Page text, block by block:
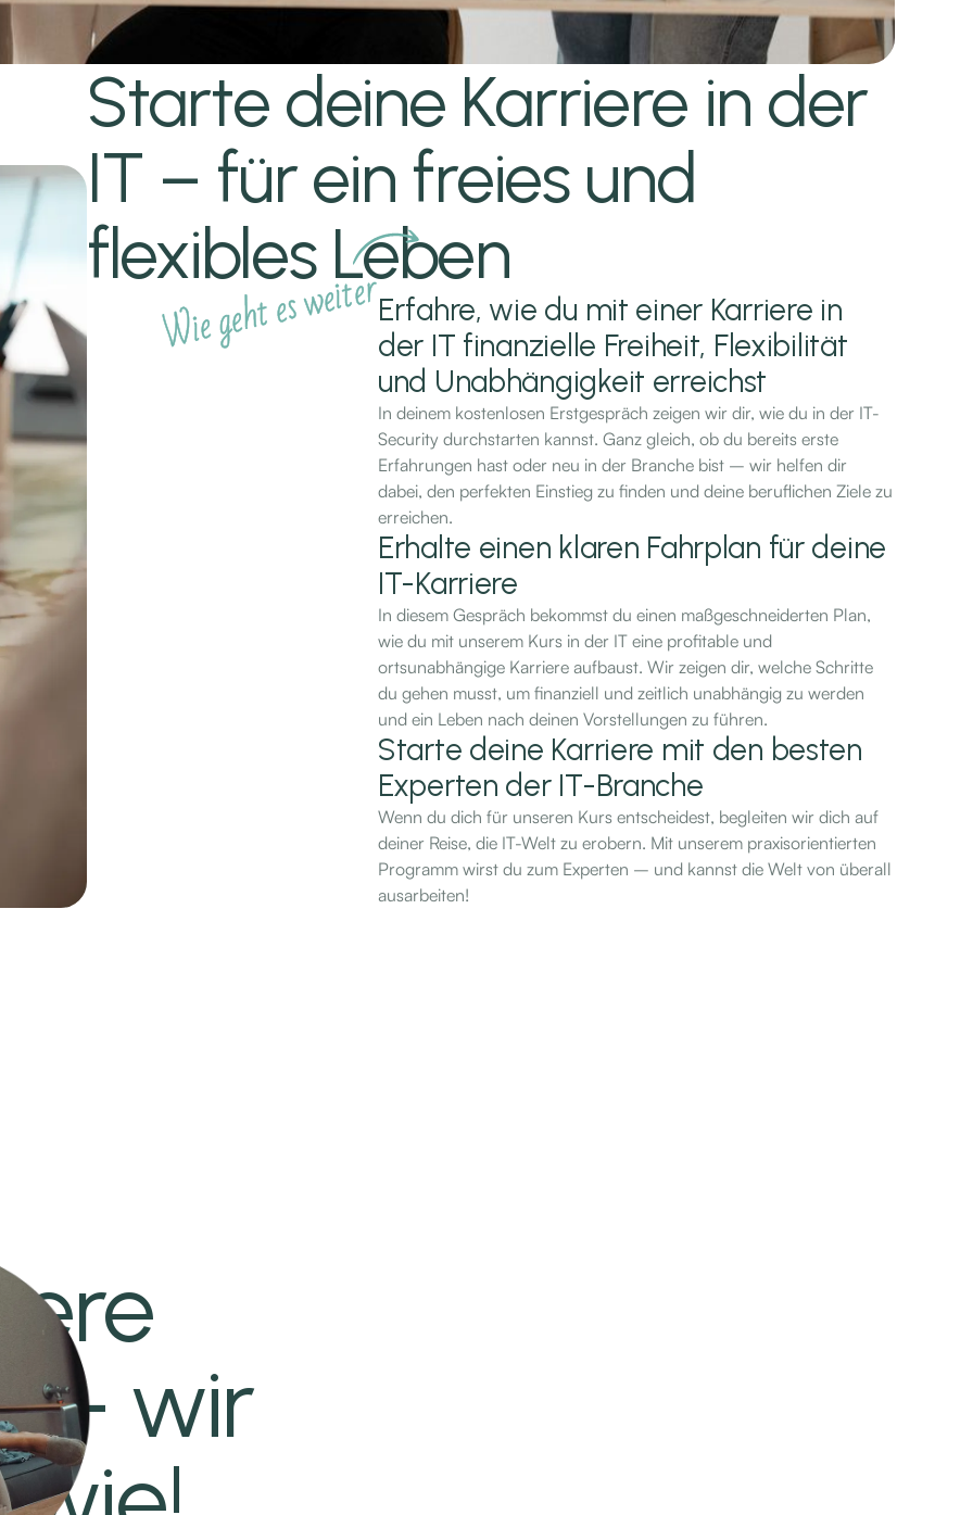
Starte deine Karriere in der
IT – für ein freies und
flexibles Leben
Erfahre, wie du mit einer Karriere in
der IT finanzielle Freiheit, Flexibilität
und Unabhängigkeit erreichst
In deinem kostenlosen Erstgespräch zeigen wir dir, wie du in der IT-
Security durchstarten kannst. Ganz gleich, ob du bereits erste
Erfahrungen hast oder neu in der Branche bist – wir helfen dir
dabei, den perfekten Einstieg zu finden und deine beruflichen Ziele zu
erreichen.
Erhalte einen klaren Fahrplan für deine
IT-Karriere
In diesem Gespräch bekommst du einen maßgeschneiderten Plan,
wie du mit unserem Kurs in der IT eine profitable und
ortsunabhängige Karriere aufbaust. Wir zeigen dir, welche Schritte
du gehen musst, um finanziell und zeitlich unabhängig zu werden
und ein Leben nach deinen Vorstellungen zu führen.
Starte deine Karriere mit den besten
Experten der IT-Branche
Wenn du dich für unseren Kurs entscheidest, begleiten wir dich auf
deiner Reise, die IT-Welt zu erobern. Mit unserem praxisorientierten
Programm wirst du zum Experten – und kannst die Welt von überall
ausarbeiten!
Wie geht es weiter
– wir